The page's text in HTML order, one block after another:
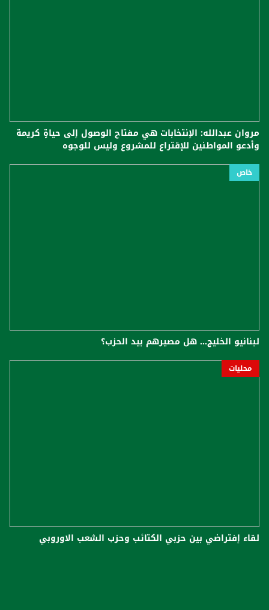
مروان عبدالله: الإنتخابات هي مفتاح الوصول إلى حياةٍ كريمة
وأدعو المواطنين للإقتراع للمشروع وليس للوجوه
خاص
لبنانيو الخليج... هل مصيرهم بيد الحزب؟
محليات
لقاء إفتراضي بين حزبي الكتائب وحزب الشعب الاوروبي